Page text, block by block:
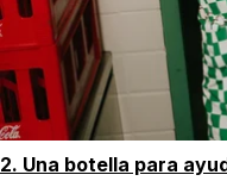
2. Una botella para